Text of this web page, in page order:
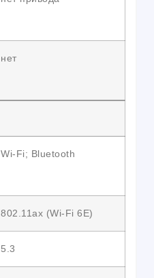
нет
Wi-Fi; Bluetooth
802.11ax (Wi-Fi 6E)
5.3